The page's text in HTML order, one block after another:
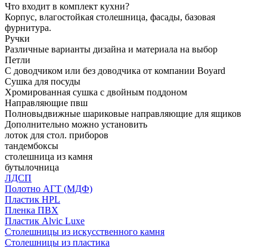
Что входит в комплект кухни?
Корпус, влагостойкая столешница, фасады, базовая
фурнитура.
Ручки
Различные варианты дизайна и материала на выбор
Петли
С доводчиком или без доводчика от компании Boyard
Сушка для посуды
Хромированная сушка с двойным поддоном
Направляющие пвш
Полновыдвижные шариковые направляющие для ящиков
Дополнительно можно установить
лоток для стол. приборов
тандембоксы
столешница из камня
бутылочница
ЛДСП
Полотно АГТ (МДФ)
Пластик HPL
Пленка ПВХ
Пластик Alvic Luxe
Столешницы из искусственного камня
Столешницы из пластика